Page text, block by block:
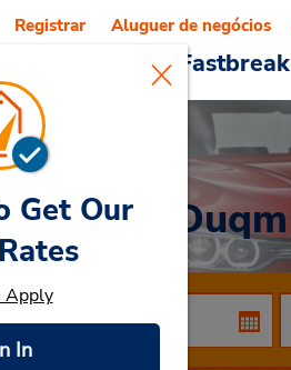
e serviços Fastbreak
Registrar Aluguer de negócios
de Duqm
Get Our
Apply
In